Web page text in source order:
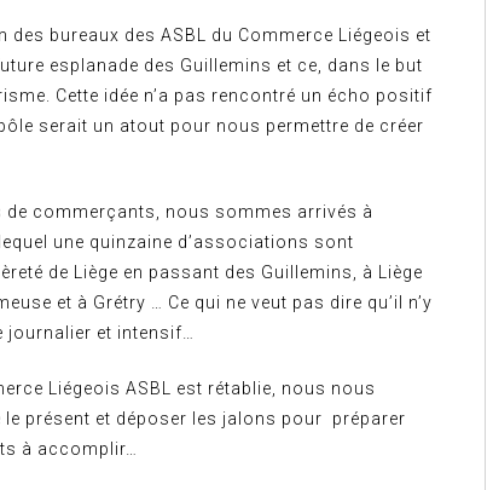
bureaux des ASBL du Commerce Liégeois et
esplanade des Guillemins et ce, dans le but
Cette idée n’a pas rencontré un écho positif
serait un atout pour nous permettre de créer
commerçants, nous sommes arrivés à
une quinzaine d’associations sont
de Liège en passant des Guillemins, à Liège
et à Grétry … Ce qui ne veut pas dire qu’il n’y
et intensif…
Liégeois ASBL est rétablie, nous nous
présent et déposer les jalons pour préparer
à accomplir…